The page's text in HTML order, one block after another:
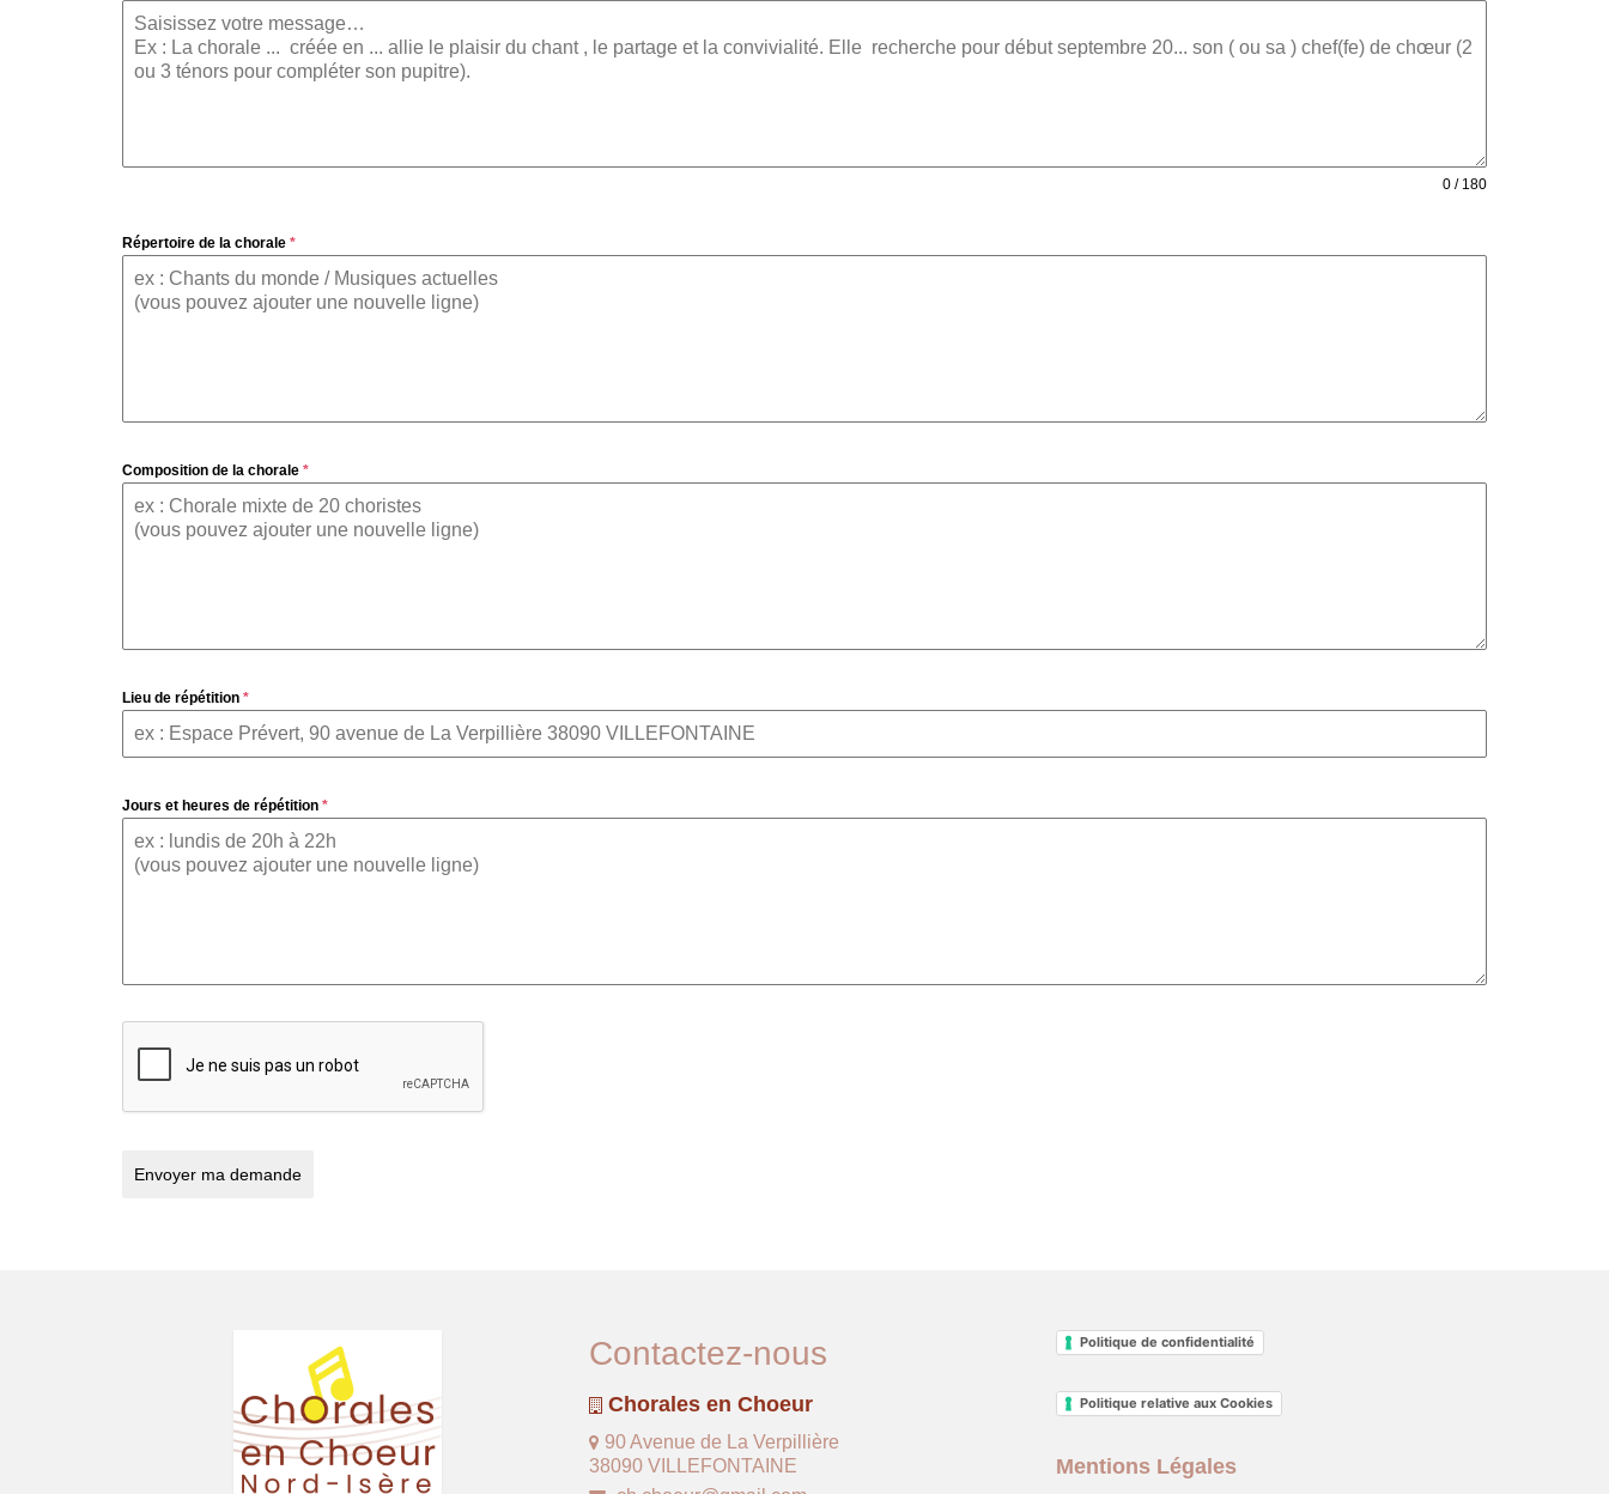
0 / 180
Répertoire de la chorale *
Composition de la chorale *
Lieu de répétition *
Jours et heures de répétition *
Envoyer ma demande
Contactez-nous
Chorales en Choeur
90 Avenue de La Verpillière
38090 VILLEFONTAINE
Politique de confidentialité
Politique relative aux Cookies
Mentions Légales